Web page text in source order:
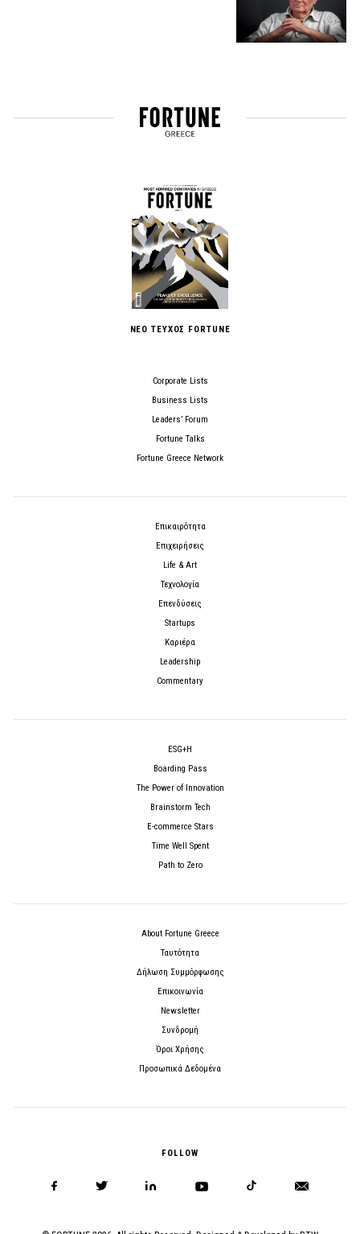
ΝΕΟ ΤΕΥΧΟΣ FORTUNE
Corporate Lists
Business Lists
Leaders’ Forum
Fortune Talks
Fortune Greece Network
Επικαιρότητα
Επιχειρήσεις
Life & Art
Τεχνολογία
Επενδύσεις
Startups
Καριέρα
Leadership
Commentary
ESG+H
Boarding Pass
The Power of Innovation
Brainstorm Tech
E-commerce Stars
Time Well Spent
Path to Zero
About Fortune Greece
Ταυτότητα
Δήλωση Συμμόρφωσης
Επικοινωνία
Newsletter
Συνδρομή
Όροι Χρήσης
Προσωπικά Δεδομένα
FOLLOW